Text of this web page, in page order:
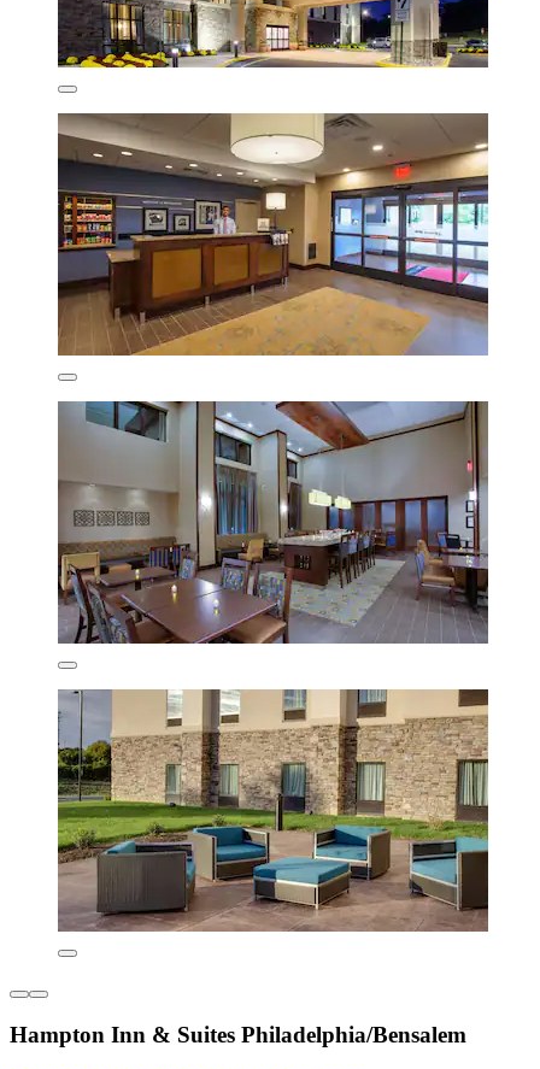
Hampton Inn & Suites Philadelphia/Bensalem